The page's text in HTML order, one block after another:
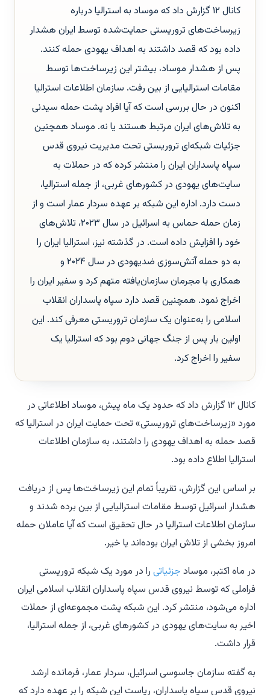
کانال ۱۲ گزارش داد که موساد به استرالیا درباره
زیرساخت‌های تروریستی حمایت‌شده توسط ایران هشدار
داده بود که قصد داشتند به اهداف یهودی حمله کنند.
پس از هشدار موساد، بیشتر این زیرساخت‌ها توسط
مقامات استرالیایی از بین رفت. سازمان اطلاعات استرالیا
اکنون در حال بررسی است که آیا افراد پشت حمله سیدنی
به تلاش‌های ایران مرتبط هستند یا نه. موساد همچنین
جزئیات شبکه‌ای تروریستی تحت مدیریت نیروی قدس
سپاه پاسداران ایران را منتشر کرده که در حملات به
سایت‌های یهودی در کشورهای غربی، از جمله استرالیا،
دست دارد. اداره این شبکه بر عهده سردار عمار است و از
زمان حمله حماس به اسرائیل در سال ۲۰۲۳، تلاش‌های
خود را افزایش داده است. در گذشته نیز، استرالیا ایران را
به دو حمله آتش‌سوزی ضدیهودی در سال ۲۰۲۴ و
همکاری با مجرمان سازمان‌یافته متهم کرد و سفیر ایران را
اخراج نمود. همچنین قصد دارد سپاه پاسداران انقلاب
اسلامی را به‌عنوان یک سازمان تروریستی معرفی کند. این
اولین بار پس از جنگ جهانی دوم بود که استرالیا یک
سفیر را اخراج کرد.
کانال ۱۲ گزارش داد که حدود یک ماه پیش، موساد اطلاعاتی در
مورد «زیرساخت‌های تروریستی» تحت حمایت ایران در استرالیا که
قصد حمله به اهداف یهودی را داشتند، به سازمان اطلاعات
استرالیا اطلاع داده بود.
بر اساس این گزارش، تقریباً تمام این زیرساخت‌ها پس از دریافت
هشدار اسرائیل توسط مقامات استرالیایی از بین برده شدند و
سازمان اطلاعات استرالیا در حال تحقیق است که آیا عاملان حمله
امروز بخشی از تلاش ایران بوده‌اند یا خیر.
در ماه اکتبر، موساد جزئیاتی را در مورد یک شبکه تروریستی
فراملی که توسط نیروی قدس سپاه پاسداران انقلاب اسلامی ایران
اداره می‌شود، منتشر کرد. این شبکه پشت مجموعه‌ای از حملات
اخیر به سایت‌های یهودی در کشورهای غربی، از جمله استرالیا،
قرار داشت.
به گفته سازمان جاسوسی اسرائیل، سردار عمار، فرمانده ارشد
نیروی قدس سپاه پاسداران، ریاست این شبکه را بر عهده دارد که